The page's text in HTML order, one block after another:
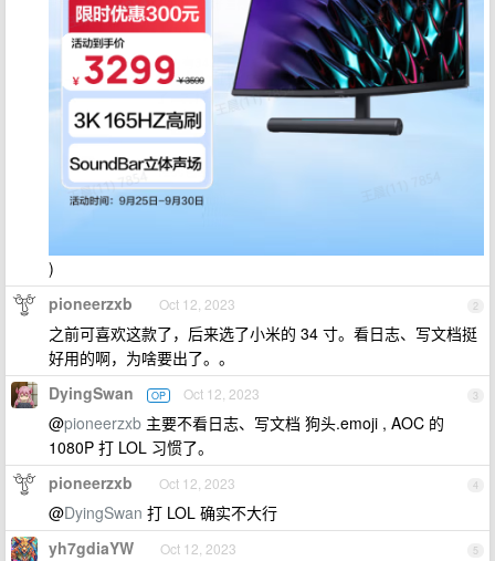
)
2
pioneerzxb Oct 12, 2023
之前可喜欢这款了，后来选了小米的 34 寸。看日志、写文档挺
好用的啊，为啥要出了。。
3
DyingSwan OP Oct 12, 2023
@pioneerzxb 主要不看日志、写文档 狗头.emoji , AOC 的
1080P 打 LOL 习惯了。
4
pioneerzxb Oct 12, 2023
@DyingSwan 打 LOL 确实不大行
5
yh7gdiaYW Oct 12, 2023